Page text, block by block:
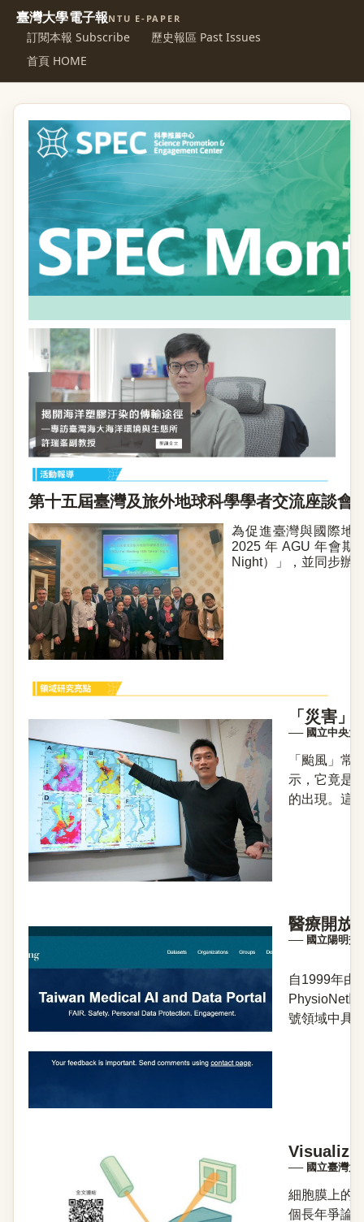
臺灣大學電子報NTU E-PAPER
訂閱本報 Subscribe
歷史報區 Past Issues
首頁 HOME
第十五屆臺灣及旅外地球科學學者交流座談會
為促進臺灣與國際地
2025 年 AGU 年會期
Night）」，並同步辦
「災害
── 國立中央大
「颱風」常
示，它竟是
的出現。這
醫療開放
── 國立陽明交
自1999年由
PhysioNet
號領域中具
── 國立臺灣大
細胞膜上的
個長年爭論